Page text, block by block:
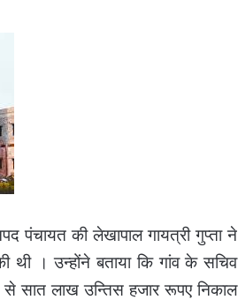
पंचायत की लेखापाल गायत्री गुप्ता ने
। उन्होंने बताया कि गांव के सचिव
से सात लाख उन्तिस हजार रूपए निकाल